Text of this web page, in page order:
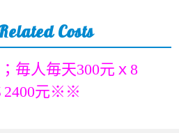
Costs
毎人毎天300元ｘ8
元※※